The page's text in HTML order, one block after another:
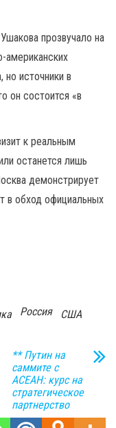
прозвучало на
американских
но источники в
он состоится «в
к реальным
останется лишь
демонстрирует
в обход официальных
Россия США
** Путин на
саммите с
АСЕАН: курс на
стратегическое
партнерство